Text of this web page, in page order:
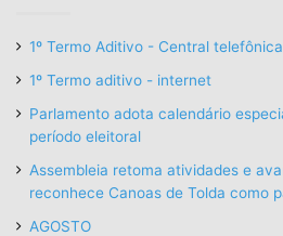
1º Termo Aditivo - Central telefônica
1º Termo aditivo - internet
Parlamento adota calendário
período eleitoral
Assembleia retoma atividades e
reconhece Canoas de Tolda como
AGOSTO